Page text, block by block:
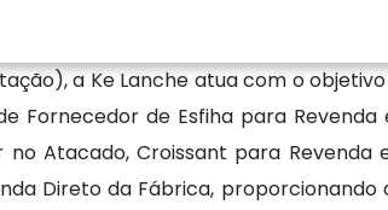
a Ke Lanche atua com o
Fornecedor de Esfiha para Revenda
Atacado, Croissant para Revenda
Direto da Fábrica,